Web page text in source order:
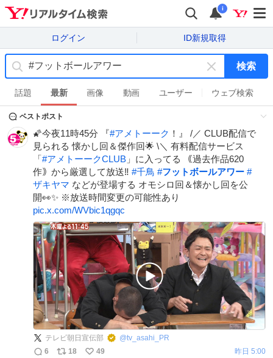
i
ログイン ID新規取得
キ
ー
ワ
ド
を
消
す
検索
話題 最新 画像 動画 ユーザー ウェブ検索
ベストポスト
🌠今夜11時45分 『#アメトーーク ！』 /／ CLUB配信で
見られる 懐かし回＆傑作回🌟 \＼ 有料配信サービス
「#アメトーークCLUB 」に入ってる ｟過去作品620
作｠から厳選して放送‼️ #千鳥 #フットボールアワー #
ザキヤマ などが登場する オモシロ回＆懐かし回を公
開👀✨ ※放送時間変更の可能性あり
pic.x.com/WVbic1qgqc
テレビ朝日宣伝部 @tv_asahi_PR
6
18 49 昨日 5:00